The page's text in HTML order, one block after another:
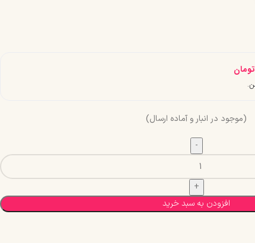
تومان
(موجود در انبار و آماده ارسال)
افزودن به سبد خرید